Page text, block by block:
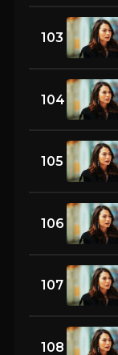
103
104
105
106
107
108